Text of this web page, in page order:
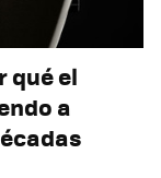
qué el
a